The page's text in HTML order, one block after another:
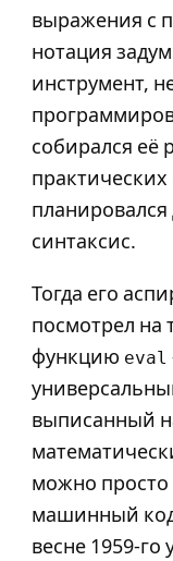
выражения с
нотация
инструмент,
собирался её
синтаксис.
Тогда его
посмотрел на
функцию eval
выписанный
можно просто
машинный код
весне 1959-го